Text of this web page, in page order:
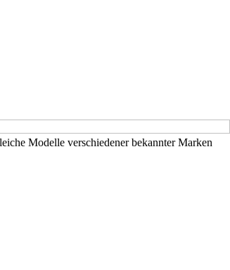
Modelle verschiedener bekannter Marken